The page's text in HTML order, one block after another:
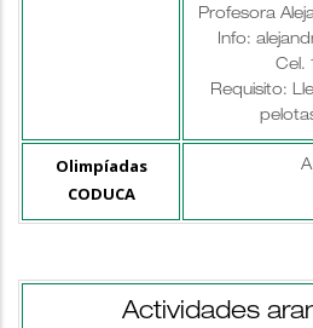
Profesora
Info:
Cel.
Requisito:
Olimpíadas
CODUCA
Actividades